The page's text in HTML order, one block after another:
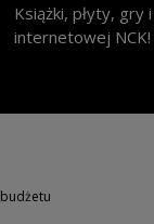
Książki, płyty, gry
internetowej NCK!